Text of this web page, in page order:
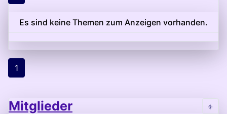
Es sind keine Themen zum Anzeigen vorhanden.
1
Mitglieder